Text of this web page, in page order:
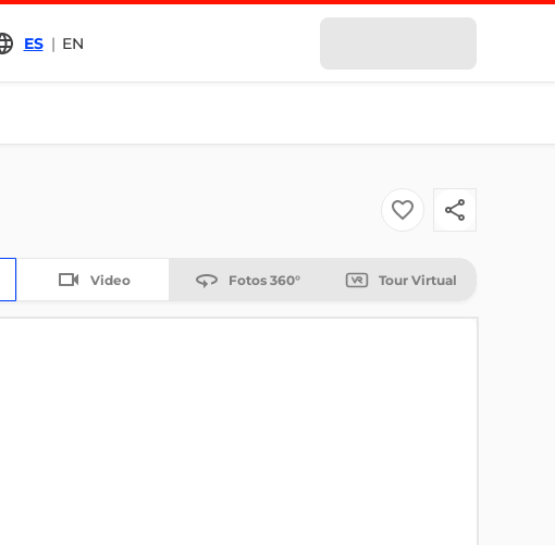
ES | EN
Video Fotos 360° Tour Virtual